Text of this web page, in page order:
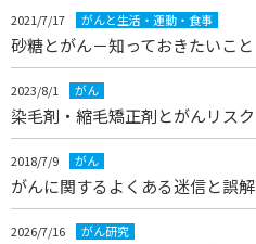
2021/7/17 がんと生活・運動・食事
砂糖とがん－知っておきたいこと
2023/8/1 がん
染毛剤・縮毛矯正剤とがんリスク
2018/7/9 がん
がんに関するよくある迷信と誤解
2026/7/16 がん研究